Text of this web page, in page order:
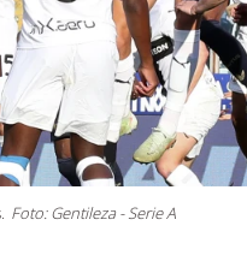
Foto: Gentileza - Serie A